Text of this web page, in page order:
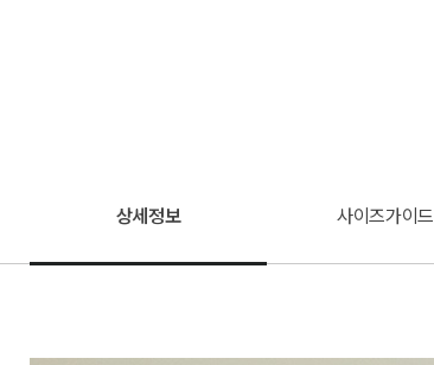
상세정보 사이즈가이드